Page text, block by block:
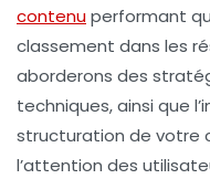
contenuperformant
classement dans les
aborderons des
techniques, ainsi que
structuration de votre
l’attention des